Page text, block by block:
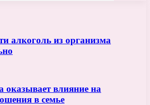
алкоголь из организма
оказывает влияние на
в семье